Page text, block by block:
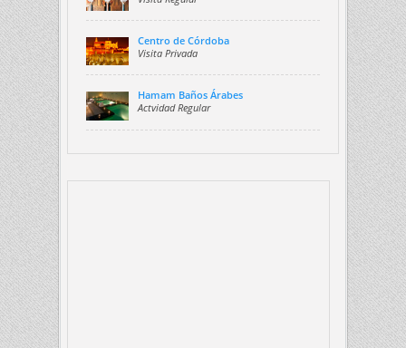
Centro de Córdoba
Visita Privada
Hamam Baños Árabes
Actvidad Regular